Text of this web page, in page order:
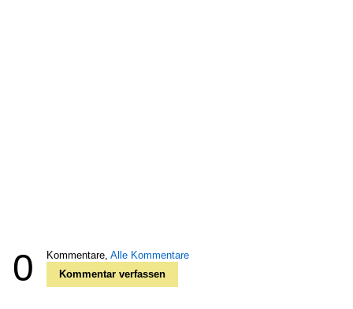
0 Kommentare, Alle Kommentare
Kommentar verfassen